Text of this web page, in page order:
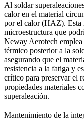
Al soldar
calor en el material
por el calor (HAZ). Esta
microestructura que
Neway Aerotech
térmico posterior a la
asegurando que el
resistencia a la fatiga y
crítico para preservarel
propiedades materiales
superaleación.
Mantenimiento de la